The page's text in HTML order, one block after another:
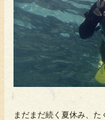
まだまだ続く夏休み、